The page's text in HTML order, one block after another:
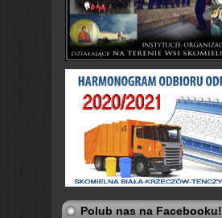
Polub nas na Facebooku!